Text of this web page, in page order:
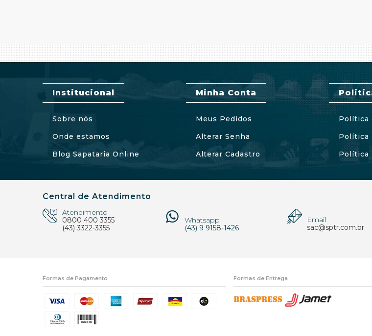
Institucional
Sobre nós
Onde estamos
Blog Sapataria Online
Minha Conta
Meus Pedidos
Alterar Senha
Alterar Cadastro
Política
Política
Política
Central de Atendimento
Atendimento
0800 400 3355
(43) 3322-3355
Whatsapp
(43) 9 9158-1426
Email
sac@sptr.com.br
Formas de Pagamento Formas de Entrega